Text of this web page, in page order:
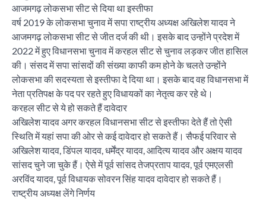
आजमगढ़ लोकसभा सीट से दिया था इस्तीफा
वर्ष 2019 के लोकसभा चुनाव में सपा राष्ट्रीय अध्यक्ष अखिलेश यादव ने
आजमगढ़ लोकसभा सीट से जीत दर्ज की थी। इसके बाद उन्होंने प्रदेश में
2022 में हुए विधानसभा चुनाव में करहल सीट से चुनाव लड़कर जीत हासिल
की। संसद में सपा सांसदों की संख्या काफी कम होने के चलते उन्होंने
लोकसभा की सदस्यता से इस्तीफा दे दिया था। इसके बाद वह विधानसभा में
नेता प्रतिपक्ष के पद पर रहते हुए विधायकों का नेतृत्व कर रहे थे।
करहल सीट से ये हो सकते हैं दावेदार
अखिलेश यादव अगर करहल विधानसभा सीट से इस्तीफा देते हैं तो ऐसी
स्थिति में यहां सपा की ओर से कई दावेदार हो सकते हैं। सैफई परिवार से
अखिलेश यादव, डिंपल यादव, धर्मेंद्र यादव, आदित्य यादव और अक्षय यादव
सांसद चुने जा चुके हैं। ऐसे में पूर्व सांसद तेजप्रताप यादव, पूर्व एमएलसी
अरविंद यादव, पूर्व विधायक सोवरन सिंह यादव दावेदार हो सकते हैं।
राष्ट्रीय अध्यक्ष लेंगे निर्णय